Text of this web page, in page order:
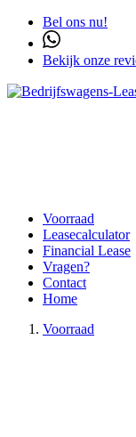
Bel ons nu!
Bekijk onze
Voorraad
Leasecalculator
Financial Lease
Vragen?
Contact
Home
Voorraad